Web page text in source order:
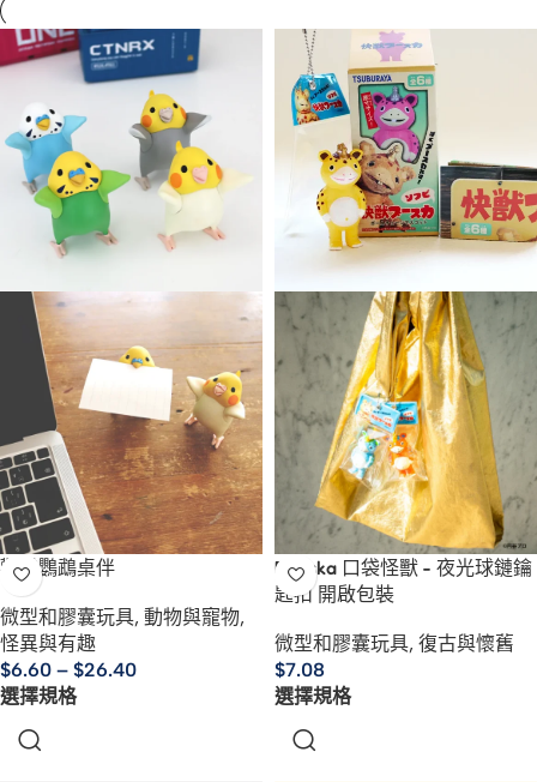
歡樂鸚鵡桌伴
微型和膠囊玩具, 動物與寵物,
怪異與有趣
$6.60 – $26.40
選擇規格
Booska 口袋怪獸 - 夜光球鏈鑰
匙扣 開啟包裝
微型和膠囊玩具, 復古與懷舊
$7.08
選擇規格